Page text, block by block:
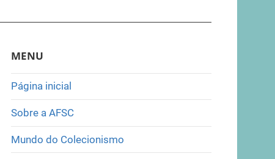
MENU
Página inicial
Sobre a AFSC
Mundo do Colecionismo